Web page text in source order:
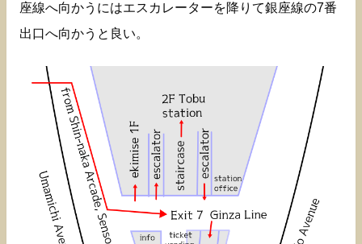
座線へ向かうにはエスカレーターを降りて銀座線の7番
出口へ向かうと良い。